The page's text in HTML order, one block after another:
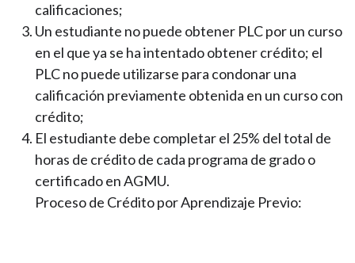
calificaciones;
Un estudiante no puede obtener PLC por un curso
en el que ya se ha intentado obtener crédito; el
PLC no puede utilizarse para condonar una
calificación previamente obtenida en un curso con
crédito;
El estudiante debe completar el 25% del total de
horas de crédito de cada programa de grado o
certificado en AGMU.
Proceso de Crédito por Aprendizaje Previo: